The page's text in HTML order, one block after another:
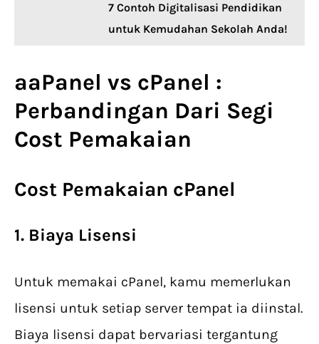
7 Contoh Digitalisasi Pendidikan
untuk Kemudahan Sekolah Anda!
aaPanel vs cPanel :
Perbandingan Dari Segi
Cost Pemakaian
Cost Pemakaian cPanel
1. Biaya Lisensi
Untuk memakai cPanel, kamu memerlukan
lisensi untuk setiap server tempat ia diinstal.
Biaya lisensi dapat bervariasi tergantung